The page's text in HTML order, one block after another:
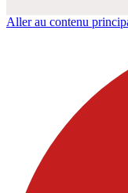
Aller au contenu